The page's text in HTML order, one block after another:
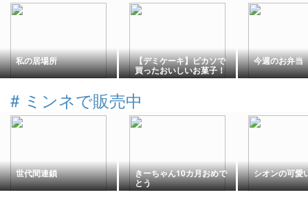
私の居場所 【デミケーキ】ピカソで
買ったおいしいお菓子！
お昼ごはんの食後スイー
今週のお弁当
# ミンネで販売中
世代間連鎖 きーちゃん10カ月おめで
とう
シオンの可愛